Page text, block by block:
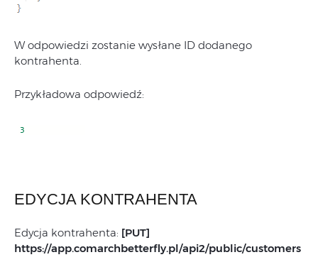
W odpowiedzi zostanie wysłane ID dodanego
kontrahenta.
Przykładowa odpowiedź:
EDYCJA KONTRAHENTA
Edycja kontrahenta: [PUT]
https://app.comarchbetterfly.pl/api2/public/customers